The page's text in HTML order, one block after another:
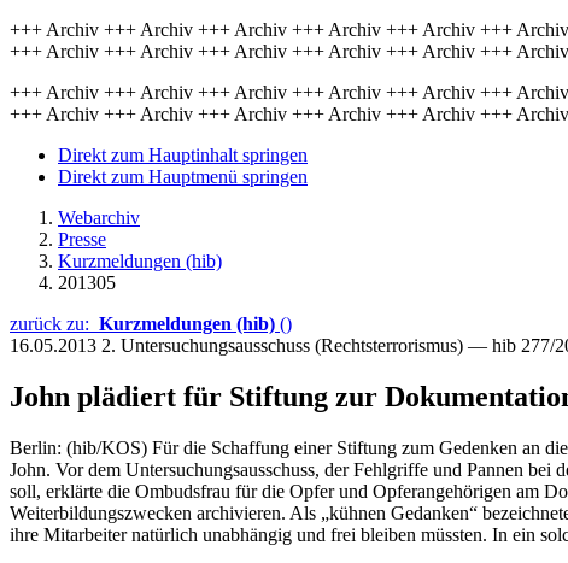
+++ Archiv +++ Archiv +++ Archiv +++ Archiv +++ Archiv +++
+++ Archiv +++ Archiv +++ Archiv +++ Archiv +++ Archiv +++
+++ Archiv +++ Archiv +++ Archiv +++ Archiv +++ Archiv +++
+++ Archiv +++ Archiv +++ Archiv +++ Archiv +++ Archiv +++
Direkt zum Hauptinhalt springen
Direkt zum Hauptmenü springen
Webarchiv
Presse
Kurzmeldungen (hib)
201305
zurück zu: Kurzmeldungen (hib) ()
16.05.2013 2. Untersuchungsausschuss (Rechtsterrorismus) — hib 277/
John plädiert für Stiftung zur
Berlin: (hib/KOS) Für die Schaffung einer Stiftung zum Gedenken an
John. Vor dem Untersuchungsausschuss, der Fehlgriffe und Pannen
soll, erklärte die Ombudsfrau für die Opfer und Opferangehörigen am
Weiterbildungszwecken archivieren. Als „kühnen Gedanken“
ihre Mitarbeiter natürlich unabhängig und frei bleiben müssten. In ein